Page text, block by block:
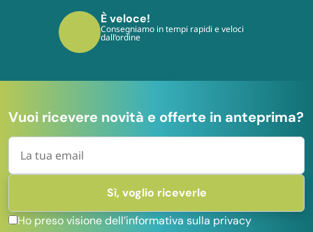
È sicuro!
I tuoi pagamenti sono protetti dai più
moderni protocolli
Vuoi ricevere novità e offerte in anteprima?
Ho preso visione dell’informativa sulla privacy